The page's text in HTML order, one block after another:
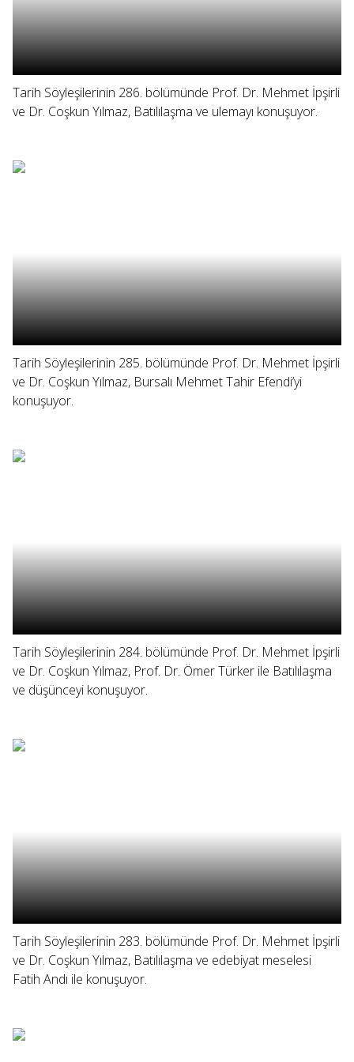
Tarih Söyleşilerinin 286. bölümünde Prof. Dr. Mehmet İpşirli
ve Dr. Coşkun Yılmaz, Batılılaşma ve ulemayı konuşuyor.
Tarih Söyleşilerinin 285. bölümünde Prof. Dr. Mehmet İpşirli
ve Dr. Coşkun Yılmaz, Bursalı Mehmet Tahir Efendi’yi
konuşuyor.
Tarih Söyleşilerinin 284. bölümünde Prof. Dr. Mehmet İpşirli
ve Dr. Coşkun Yılmaz, Prof. Dr. Ömer Türker ile Batılılaşma
ve düşünceyi konuşuyor.
Tarih Söyleşilerinin 283. bölümünde Prof. Dr. Mehmet İpşirli
ve Dr. Coşkun Yılmaz, Batılılaşma ve edebiyat meselesi
Fatih Andı ile konuşuyor.